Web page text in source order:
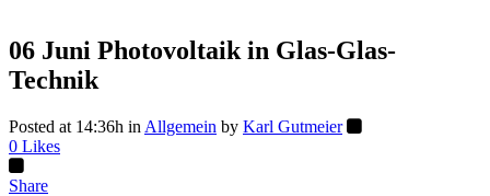
06 Juni Photovoltaik in Glas-Glas-
Technik
Posted at 14:36h in Allgemein by Karl Gutmeier
0 Likes
Share